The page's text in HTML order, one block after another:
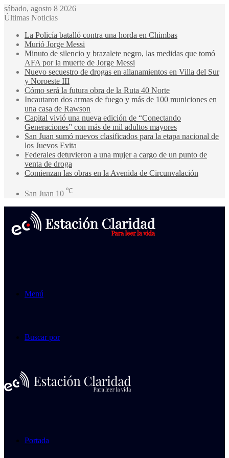
sábado, agosto 8 2026
Últimas Noticias
La Policía batalló contra una horda en Chimbas
Murió Jorge Messi
Minuto de silencio y brazalete negro, las medidas que tomó
AFA por la muerte de Jorge Messi
Nuevo secuestro de drogas en allanamientos en Villa del Sur
y Noroeste III
Cómo será la futura obra de la Ruta 40 Norte
Incautaron dos armas de fuego y más de 100 municiones en
una casa de Rawson
Capital vivió una nueva edición de “Conectando
Generaciones” con más de mil adultos mayores
San Juan sumó nuevos clasificados para la etapa nacional de
los Juevos Evita
Federales detuvieron a una mujer a cargo de un punto de
venta de droga
Comienzan las obras en la Avenida de Circunvalación
San Juan 10 ℃
Menú
Buscar por
Portada